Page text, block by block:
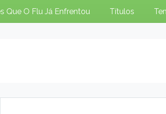
Que O Flu Já Enfrentou Títulos